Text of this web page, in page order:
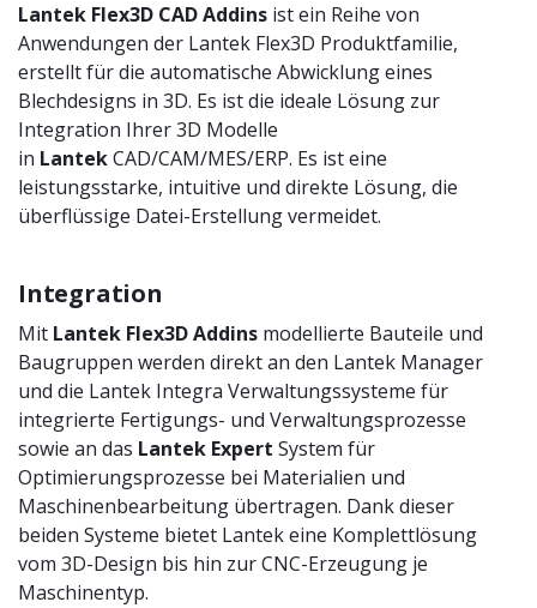
Lantek Flex3D CAD Addins ist ein Reihe von
Anwendungen der Lantek Flex3D Produktfamilie,
erstellt für die automatische Abwicklung eines
Blechdesigns in 3D. Es ist die ideale Lösung zur
Integration Ihrer 3D Modelle
in LantekCAD/CAM/MES/ERP. Es ist eine
leistungsstarke, intuitive und direkte Lösung, die
überflüssige Datei-Erstellungvermeidet.
Integration
Mit Lantek Flex3D Addins modellierte Bauteile und
Baugruppen werden direkt an den Lantek Manager
und die Lantek Integra Verwaltungssysteme für
integrierte Fertigungs- und Verwaltungsprozesse
sowie an das Lantek Expert System für
Optimierungsprozesse bei Materialien und
Maschinenbearbeitung übertragen. Dank dieser
beiden Systeme bietet Lantek eine Komplettlösung
vom 3D-Design bis hin zur CNC-Erzeugung je
Maschinentyp.